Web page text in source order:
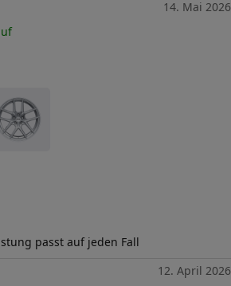
14. Mai 2026
passt auf jeden Fall
12. April 2026